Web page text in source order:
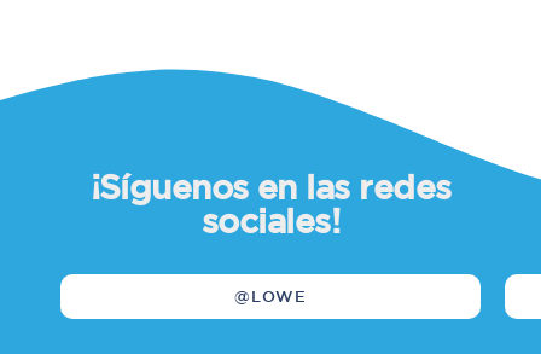
¡Síguenos en las redes
sociales!
@LOWE